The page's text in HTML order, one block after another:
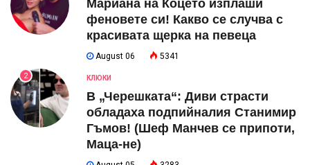
Мариана на Коцето изплаши
феновете си! Какво се случва с
красивата щерка на певеца
August 06 5341
2 КЛЮКИ
В „Черешката“: Диви страсти
обладаха подпийналия Станимир
Гъмов! (Шеф Манчев се припоти,
Маца-не)